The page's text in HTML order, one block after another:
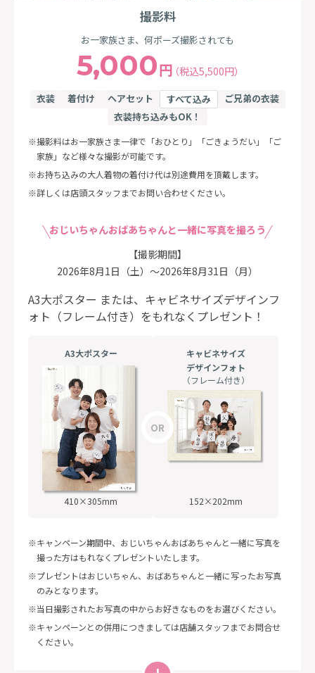
撮影料
お一家族さま、何ポーズ撮影されても
5,000円（税込5,500円）
衣装 着付け ヘアセット すべて込み
ご兄弟の衣装
衣装持ち込みもOK！
撮影料はお一家族さま一律で「おひとり」「ごきょうだい」「ご
家族」など様々な撮影が可能です。
お持ち込みの大人着物の着付け代は別途費用を頂戴します。
詳しくは店頭スタッフまでお問い合わせください。
おじいちゃんおばあちゃんと一緒に写真を撮ろう
【撮影期間】
2026年8月1日（土）～2026年8月31日（月）
A3大ポスター または、 キャビネサイズデザインフ
ォト（フレーム付き）をもれなくプレゼント！
A3大ポスター
410×305mm
キャビネサイズ
デザインフォト
（フレーム付き）
152×202mm
キャンペーン期間中、おじいちゃんおばあちゃんと一緒に写真を
撮った方はもれなくプレゼントいたします。
プレゼントはおじいちゃん、おばあちゃんと一緒に写ったお写真
のみとなります。
当日撮影されたお写真の中からお好きなものをお選びください。
キャンペーンとの併用につきましては店舗スタッフまでお問合せ
ください。